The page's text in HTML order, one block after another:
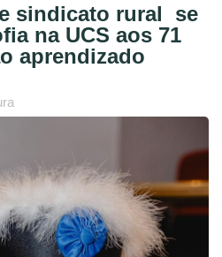
sindicato rural se
na UCS aos 71
aprendizado